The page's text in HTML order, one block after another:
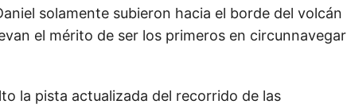
solamente subieron hacia el borde del volcán
el mérito de ser los primeros en circunnavegar
la pista actualizada del recorrido de las